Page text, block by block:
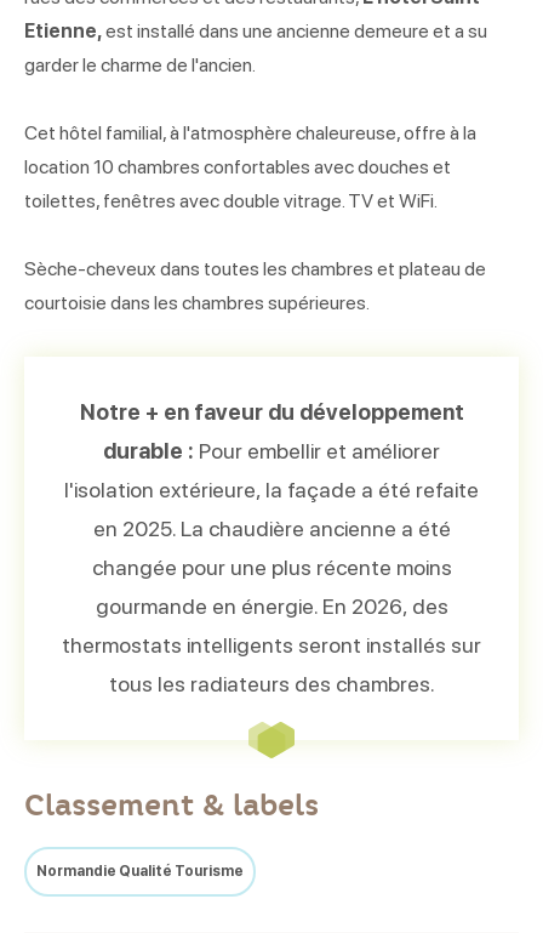
Etienne,est installé dans une ancienne demeure et a su
garder le charme de l'ancien.
Cet hôtel familial, à l'atmosphère chaleureuse, offre à la
location 10 chambres confortables avec douches et
toilettes, fenêtres avec double vitrage. TV et WiFi.
Sèche-cheveux dans toutes les chambres et plateau de
courtoisie dans les chambres supérieures.
Notre + en faveur du développement
durable : Pour embellir et améliorer
l'isolation extérieure, la façade a été refaite
en 2025. La chaudière ancienne a été
changée pour une plus récente moins
gourmande en énergie. En 2026, des
thermostats intelligents seront installés sur
tous les radiateurs des chambres.
Classement & labels
Normandie Qualité Tourisme